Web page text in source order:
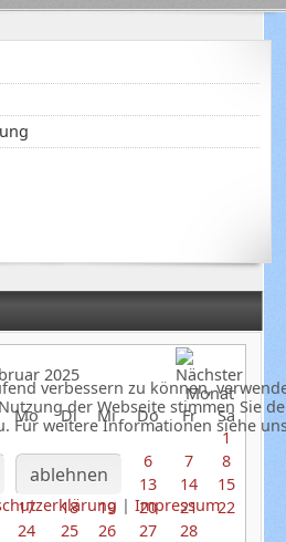
2025
Mo Di Mi Do Fr
Sa
1
3 4 5 6 7
8
10 11 12 13 14
15
17 18 19 20 21
22
24 25 26 27 28
verbessern zu können,
der Webseite stimmen Sie
Für weitere Informationen siehe
ablehnen
| Impressum